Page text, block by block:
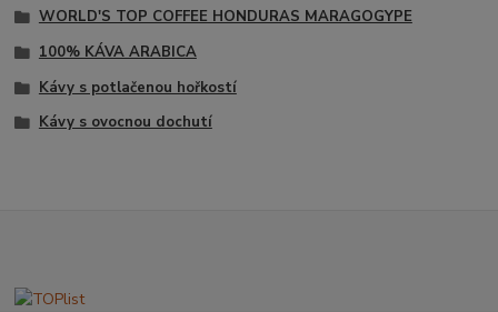
WORLD'S TOP COFFEE HONDURAS MARAGOGYPE
100% KÁVA ARABICA
Kávy s potlačenou hořkostí
Kávy s ovocnou dochutí